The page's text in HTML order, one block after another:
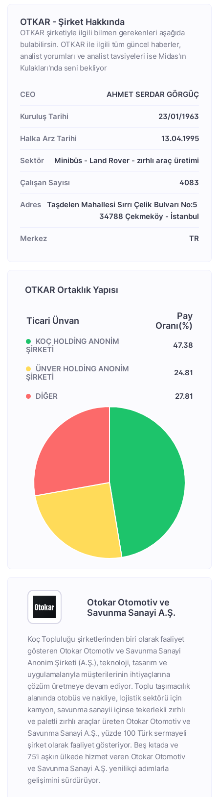
OTKAR - Şirket Hakkında
OTKAR şirketiyle ilgili bilmen gerekenleri aşağıda
bulabilirsin. OTKAR ile ilgili tüm güncel haberler,
analist yorumları ve analist tavsiyeleri ise Midas'ın
Kulakları'nda seni bekliyor
CEO AHMET SERDAR GÖRGÜÇ
Kuruluş Tarihi 23/01/1963
Halka Arz Tarihi 13.04.1995
Sektör Minibüs - Land Rover - zırhlı araç üretimi
Çalışan Sayısı 4083
Adres
Taşdelen Mahallesi Sırrı Çelik Bulvarı No:5
34788 Çekmeköy - İstanbul
Merkez TR
OTKAR Ortaklık Yapısı
Ticari Ünvan
Pay
Oranı(%)
KOÇ HOLDİNG ANONİM
ŞİRKETİ
47.38
ÜNVER HOLDİNG ANONİM
ŞİRKETİ
24.81
DİĞER 27.81
Otokar Otomotiv ve
Savunma Sanayi A.Ş.
Koç Topluluğu şirketlerinden biri olarak faaliyet
gösteren Otokar Otomotiv ve Savunma Sanayi
Anonim Şirketi (A.Ş.), teknoloji, tasarım ve
uygulamalarıyla müşterilerinin ihtiyaçlarına
çözüm üretmeye devam ediyor. Toplu taşımacılık
alanında otobüs ve nakliye, lojistik sektörü için
kamyon, savunma sanayii içinse tekerlekli zırhlı
ve paletli zırhlı araçlar üreten Otokar Otomotiv ve
Savunma Sanayi A.Ş., yüzde 100 Türk sermayeli
şirket olarak faaliyet gösteriyor. Beş kıtada ve
75’i aşkın ülkede hizmet veren Otokar Otomotiv
ve Savunma Sanayi A.Ş. yenilikçi adımlarla
gelişimini sürdürüyor.